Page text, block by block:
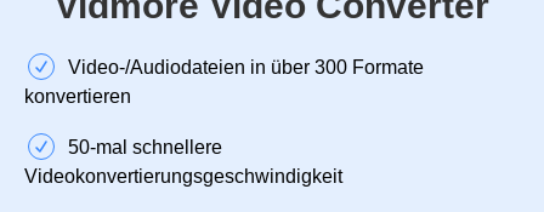
Video‑/Audiodateien in über 300 Formate
konvertieren
50‑mal schnellere
Videokonvertierungsgeschwindigkeit